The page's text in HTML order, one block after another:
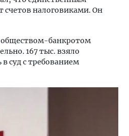
счетов налоговиками. Он
обществом-банкротом
167 тыс. взяло
суд с требованием